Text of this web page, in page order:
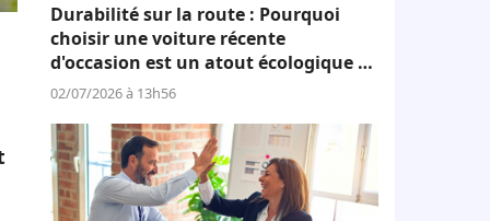
Durabilité sur la route : Pourquoi
choisir une voiture récente
d'occasion est un atout écologique et
économique
02/07/2026 à 13h56